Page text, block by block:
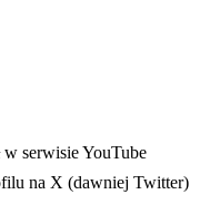
w serwisie YouTube
na X (dawniej Twitter)